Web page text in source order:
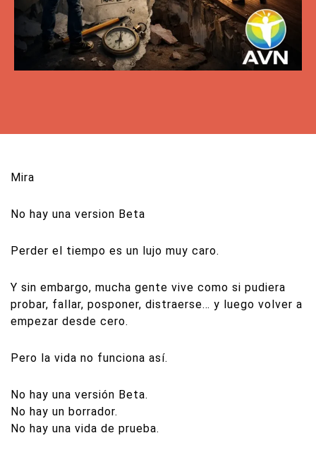
Mira
No hay una version Beta
Perder el tiempo es un lujo muy caro.
Y sin embargo, mucha gente vive como si pudiera
probar, fallar, posponer, distraerse… y luego volver a
empezar desde cero.
Pero la vida no funciona así.
No hay una versión Beta.
No hay un borrador.
No hay una vida de prueba.